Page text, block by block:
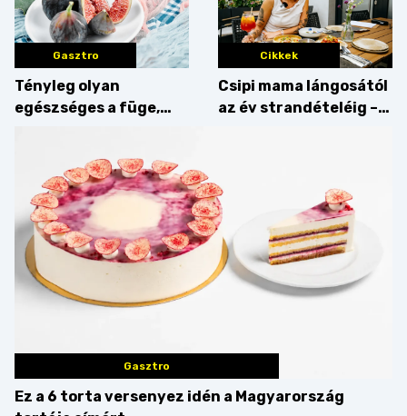
Gasztro
Tényleg olyan
egészséges a füge,
Cikkek
Csipi mama lángosától
az év strandételéig –
Gasztro
Ez a 6 torta versenyez idén a Magyarország